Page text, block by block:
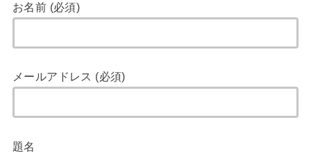
お名前 (必須)
メールアドレス (必須)
題名